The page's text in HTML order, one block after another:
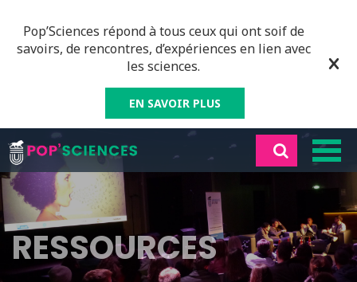
Pop’Sciences répond à tous ceux qui ont soif de
savoirs, de rencontres, d’expériences en lien avec
les sciences.
EN SAVOIR PLUS
RESSOURCES